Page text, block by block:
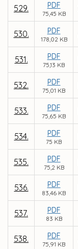
529. PDF
75,45 KB
530. PDF
178,02 KB
531. PDF
75,13 KB
532. PDF
75,01 KB
533. PDF
75,65 KB
534. PDF
75 KB
535. PDF
75,2 KB
536. PDF
83,46 KB
537. PDF
83 KB
538. PDF
75,91 KB